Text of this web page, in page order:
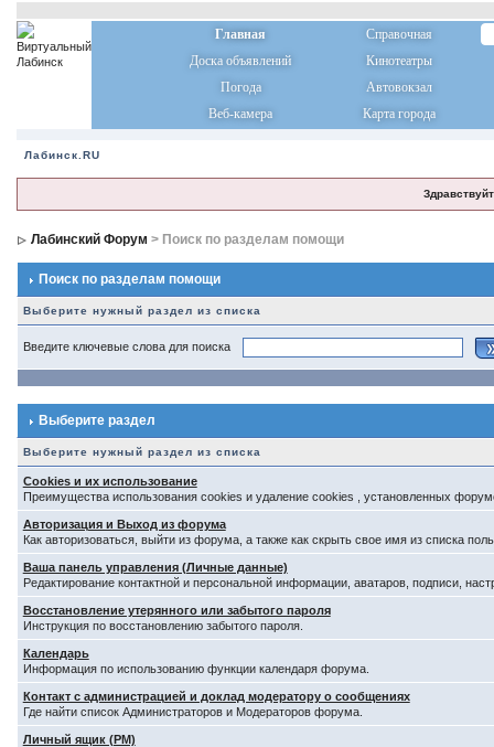
Главная
Справочная
Доска объявлений
Кинотеатры
Погода
Автовокзал
Веб-камера
Карта города
Лабинск.RU
Лабинский Форум > Поиск по разделам помощи
Поиск по разделам помощи
Выберите нужный раздел из списка
Введите ключевые слова для поиска
Выберите раздел
Выберите нужный раздел из списка
Cookies и их использование
Преимущества использования cookies и удаление cookies , установленных
Авторизация и Выход из форума
Как авторизоваться, выйти из форума, а также как скрыть свое имя из списка
Ваша панель управления (Личные данные)
Редактирование контактной и персональной информации, аватаров, подписи,
Восстановление утерянного или забытого пароля
Инструкция по восстановлению забытого пароля.
Календарь
Информация по использованию функции календаря форума.
Контакт с администрацией и доклад модератору о сообщениях
Где найти список Администраторов и Модераторов форума.
Личный ящик (PM)